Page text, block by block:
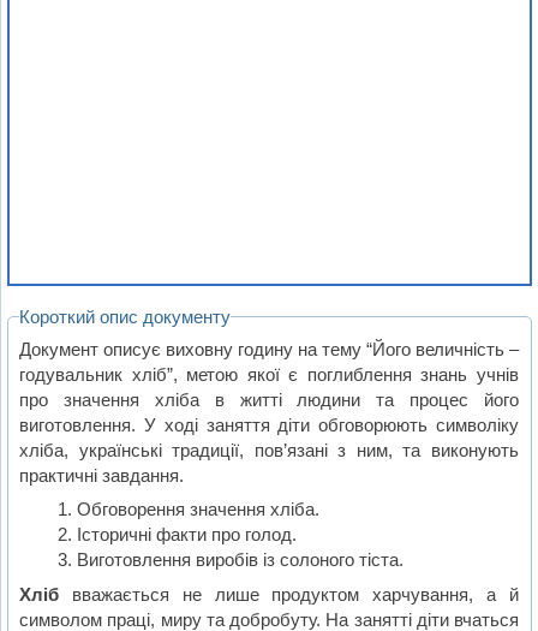
Короткий опис документу
Документ описує виховну годину на тему “Його величність –
годувальник хліб”, метою якої є поглиблення знань учнів
про значення хліба в житті людини та процес його
виготовлення. У ході заняття діти обговорюють символіку
хліба, українські традиції, пов’язані з ним, та виконують
практичні завдання.
Обговорення значення хліба.
Історичні факти про голод.
Виготовлення виробів із солоного тіста.
Хліб вважається не лише продуктом харчування, а й
символом праці, миру та добробуту. На занятті діти вчаться